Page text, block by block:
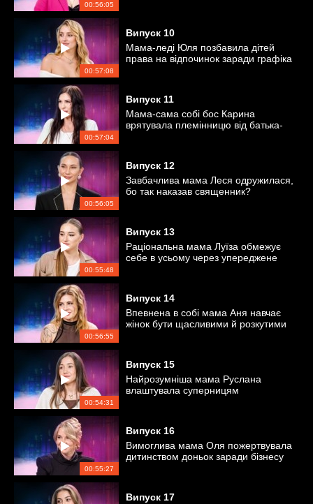
00:56:05
00:57:08
Випуск 10
Мама-леді Юля позбавила дітей
права на відпочинок заради графіка
00:57:04
Випуск 11
Мама-сама собі бос Карина
врятувала племінницю від батька-
00:56:05
Випуск 12
Завбачлива мама Леся одружилася,
бо так наказав священник?
00:55:48
Випуск 13
Раціональна мама Луїза обмежує
себе в усьому через упереджене
00:56:55
Випуск 14
Впевнена в собі мама Аня навчає
жінок бути щасливими й розкутими
00:54:31
Випуск 15
Найрозумніша мама Руслана
влаштувала суперницям
00:55:27
Випуск 16
Вимоглива мама Оля пожертвувала
дитинством доньок заради бізнесу
Випуск 17